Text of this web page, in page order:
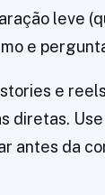
leve
e
e
diretas.
antes da